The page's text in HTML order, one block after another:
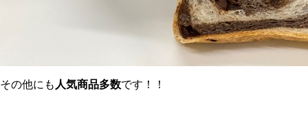
その他にも 人気商品多数です！！